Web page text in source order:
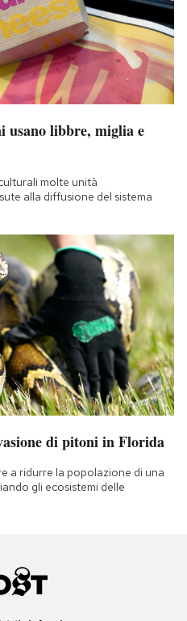
usano libbre, miglia e
molte unità
alla diffusione del sistema
di pitoni in Florida
a ridurre la popolazione di una
gli ecosistemi delle